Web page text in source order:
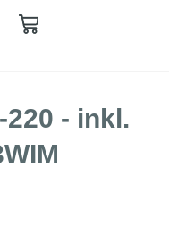
- inkl.